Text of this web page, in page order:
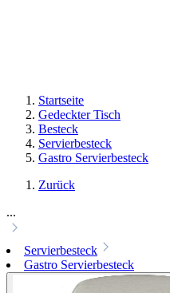
Startseite
Gedeckter Tisch
Besteck
Servierbesteck
Gastro Servierbesteck
Zurück
...
Servierbesteck
Gastro Servierbesteck